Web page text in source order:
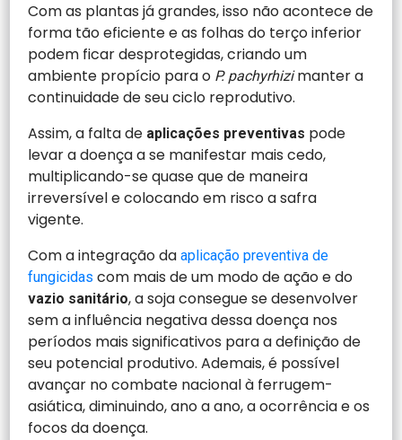
Com as plantas já grandes, isso não acontece de
forma tão eficiente e as folhas do terço inferior
podem ficar desprotegidas, criando um
ambiente propício para o P. pachyrhizimanter a
continuidade de seu ciclo reprodutivo.
Assim, a falta de aplicações preventivas pode
levar a doença a se manifestar mais cedo,
multiplicando-se quase que de maneira
irreversível e colocando em risco a safra
vigente.
Com a integração daaplicação preventiva de
fungicidas com mais de um modo de ação e do
vazio sanitário, a soja consegue se desenvolver
sem a influência negativa dessa doença nos
períodos mais significativos para a definição de
seu potencial produtivo. Ademais, é possível
avançar no combate nacional à ferrugem-
asiática, diminuindo, ano a ano, a ocorrência e os
focos da doença.